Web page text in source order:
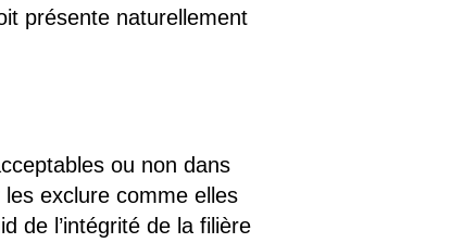
présente naturellement
ou non dans
exclure comme elles
de l’intégrité de la filière